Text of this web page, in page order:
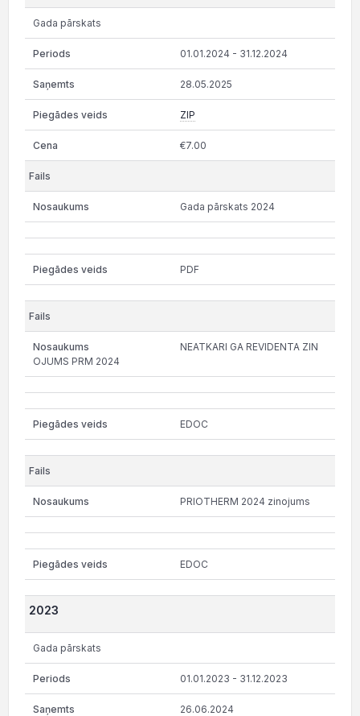
Gada pārskats
01.01.2024 - 31.12.2024
28.05.2025
ZIP
€7.00
Gada pārskats 2024
PDF
NEATKARI GA REVIDENTA ZIN
OJUMS PRM 2024
EDOC
PRIOTHERM 2024 zinojums
EDOC
2023
Gada pārskats
01.01.2023 - 31.12.2023
26.06.2024